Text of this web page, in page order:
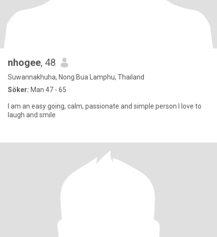
nhogee, 48
Suwannakhuha, Nong Bua Lamphu, Thailand
Söker: Man 47 - 65
I am an easy going, calm, passionate and simple person I love to
laugh and smile